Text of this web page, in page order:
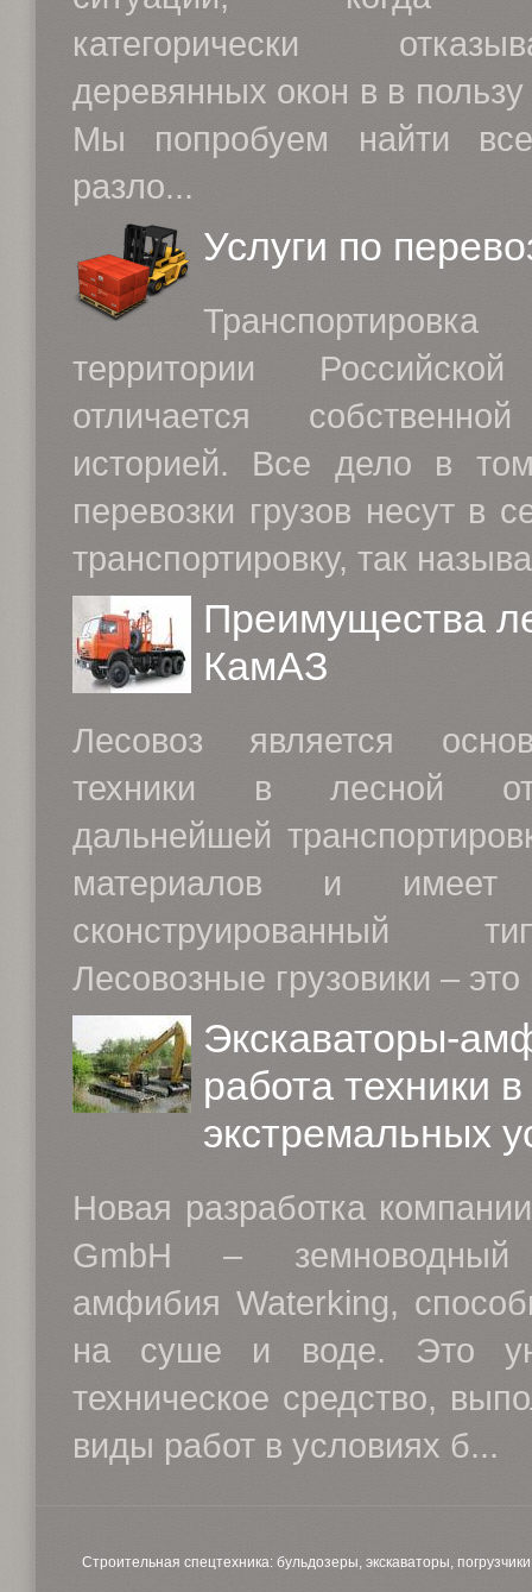
категорически
деревянных окон в в
Мы попробуем найти
разло...
Услуги по
территории
отличается
историей. Все дело в
перевозки грузов несут в
транспортировку, так
Преимущества
КамАЗ
Лесовоз является
техники в лесной
дальнейшей
материалов и имеет
сконструированный
Лесовозные грузовики –
Экскаваторы-
работа техники в
экстремальных
Новая разработка
GmbH – земноводный
амфибия Waterking,
на суше и воде. Это
техническое средство,
виды работ в условиях б...
Строительная спецтехника: бульдозеры, экскаваторы,